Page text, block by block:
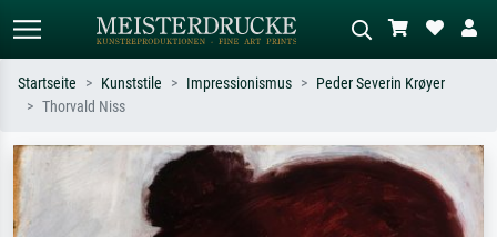
Suchen Sie nach Künstlern, Werktiteln
oder Stilen – z.B. Monet,
Sternennacht, Impressionismus, Welle
Hokusai, Akt.
Beschreiben Sie die Szene – z.B. Grüne
Wiese, Abstrakt mit viel Rot, Dunkles
Ölgemälde, Stehender Akt neben einem
Baum.
Startseite Kunststile Impressionismus
Peder Severin Krøyer
Thorvald Niss